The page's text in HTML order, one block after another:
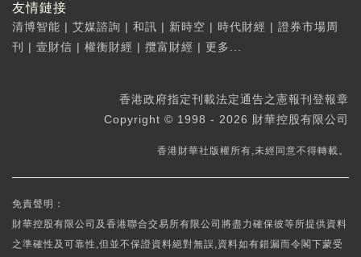
友情鏈接
清博智能 | 艾媒諮詢 | 和訊 | 新時空 | 時代財經 | 證券市場周
刊
| 壹財信 | 權衡財經 | 攬富財經 | 更多...
香港政府指定刊載法定通告之憲報刊登報章
Copyright © 1998 - 2026 財華控股有限公司
香港財華社版權所有,未經同意不得轉載。
免責聲明：
財華控股有限公司及香港聯合交易所有限公司將盡力確保彼等所提供資料
之準確性及可靠性,但並不保證資料絕對無誤,資料如有錯漏而令閣下蒙受